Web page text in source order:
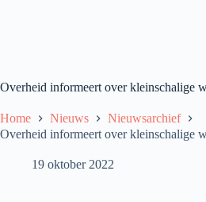
Overheid informeert over kleinschalige
Home Nieuws
Nieuwsarchief
Overheid informeert over kleinschalige
19 oktober 2022